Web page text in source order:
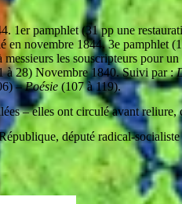
1er pamphlet (31 pp une
en novembre 1844. 3e pamphlet
les souscripteurs pour
à 28) Novembre 1840. Suivi par :
–Poésie (107 à 119).
– elles ont circulé avant reliure,
député radical-